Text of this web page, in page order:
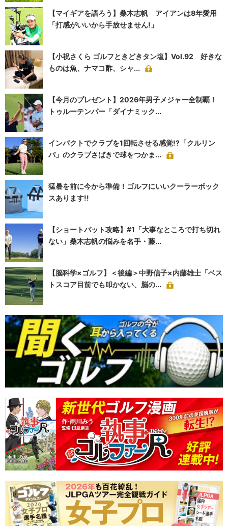
【マイギアを語ろう】桑木志帆 アイアンは8年愛用
「打感がいいから手放せません!」
【小祝さくら ゴルフときどきタン塩】Vol.92 好きな
ものは魚、ナマコ酢、シャ...
【今月のプレゼント】2026年男子メジャー全制覇！
トゥルーテンパー「ダイナミック...
インパクトでクラブを1回転させる感覚!?「クルリン
パ」のクラブさばきで球をつかま...
猛暑を前に今から準備！ゴルフにいいクーラーボック
スあります!!
【ショートパット攻略】#1「大事なところで打ち切れ
ない」桑木志帆の悩みを名手・藤...
【脳科学×ゴルフ】＜後編＞中野信子×内藤雄士「ベス
トスコア目前でも叩かない、脳の...